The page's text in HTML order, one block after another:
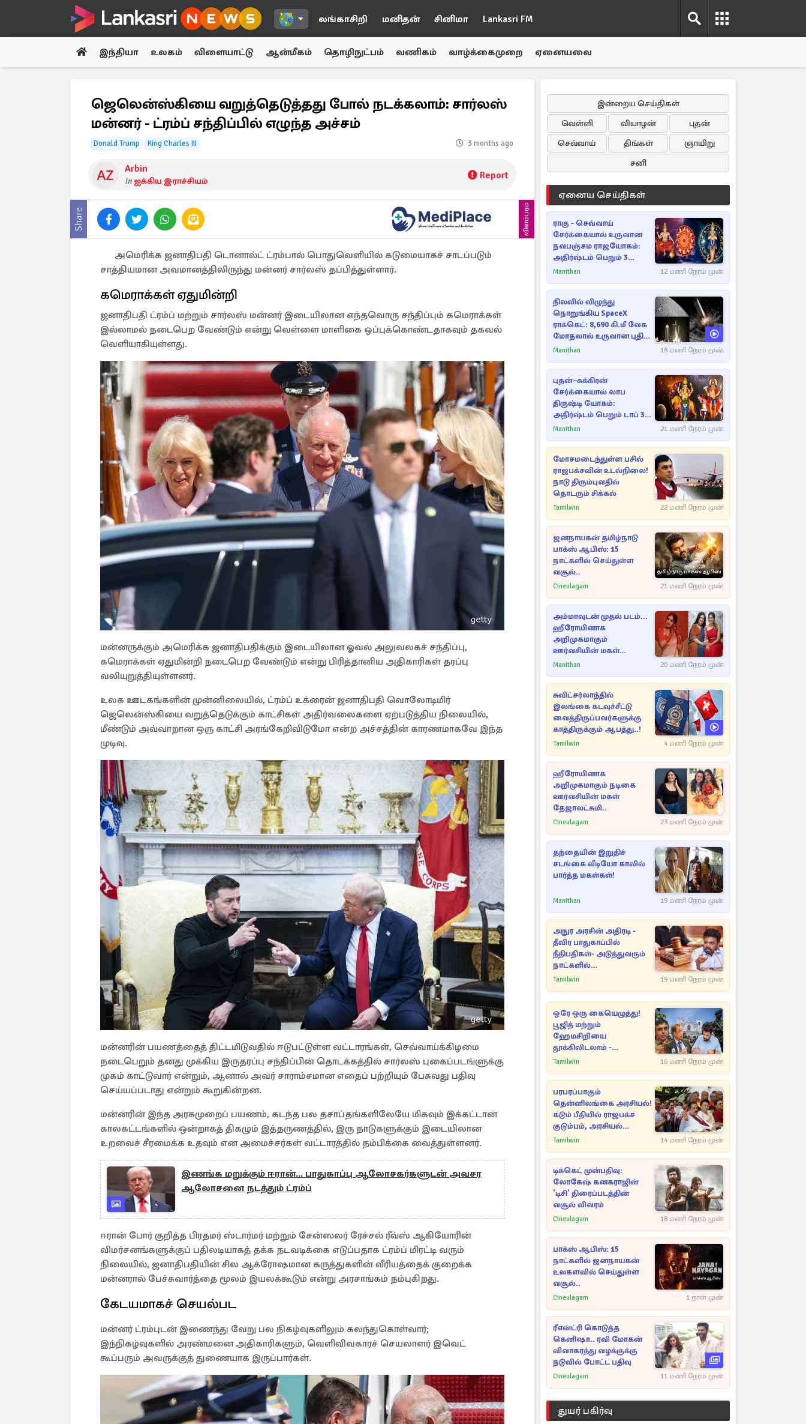
லங்காசிறி மனிதன் சினிமா Lankasri FM
இந்தியா உலகம் விளையாட்டு ஆன்மீகம் தொழிநுட்பம் வணிகம் வாழ்க்கைமுறை ஏனையவை
ஜெலென்ஸ்கியை வறுத்தெடுத்தது போல் நடக்கலாம்: சார்லஸ்
மன்னர் - ட்ரம்ப் சந்திப்பில் எழுந்த அச்சம்
Donald Trump King Charles III 3 months ago
Arbin
in ஐக்கிய இராச்சியம் Report
Share விளம்பரம்
அமெரிக்க ஜனாதிபதி டொனால்ட் ட்ரம்பால் பொதுவெளியில் கடுமையாகச் சாடப்படும்
சாத்தியமான அவமானத்திலிருந்து மன்னர் சார்லஸ் தப்பித்துள்ளார்.
கமெராக்கள் ஏதுமின்றி
ஜனாதிபதி ட்ரம்ப் மற்றும் சார்லஸ் மன்னர் இடையிலான எந்தவொரு சந்திப்பும் கமெராக்கள்
இல்லாமல் நடைபெற வேண்டும் என்று வெள்ளை மாளிகை ஒப்புக்கொண்டதாகவும் தகவல்
வெளியாகியுள்ளது.
மன்னருக்கும் அமெரிக்க ஜனாதிபதிக்கும் இடையிலான ஓவல் அலுவலகச் சந்திப்பு,
கமெராக்கள் ஏதுமின்றி நடைபெற வேண்டும் என்று பிரித்தானிய அதிகாரிகள் தரப்பு
வலியுறுத்தியுள்ளனர்.
உலக ஊடகங்களின் முன்னிலையில், ட்ரம்ப் உக்ரைன் ஜனாதிபதி வொலோடிமிர்
ஜெலென்ஸ்கியை வறுத்தெடுக்கும் காட்சிகள் அதிர்வலைகளை ஏற்படுத்திய நிலையில்,
மீண்டும் அவ்வாறான ஒரு காட்சி அரங்கேறிவிடுமோ என்ற அச்சத்தின் காரணமாகவே இந்த
முடிவு.
மன்னரின் பயணத்தைத் திட்டமிடுவதில் ஈடுபட்டுள்ள வட்டாரங்கள், செவ்வாய்க்கிழமை
நடைபெறும் தனது முக்கிய இருதரப்பு சந்திப்பின் தொடக்கத்தில் சார்லஸ் புகைப்படங்ளுக்கு
முகம் காட்டுவார் என்றும், ஆனால் அவர் சாராம்சமான எதைப் பற்றியும் பேசுவது பதிவு
செய்யப்படாது என்றும் கூறுகின்றன.
மன்னரின் இந்த அரசுமுறைப் பயணம், கடந்த பல தசாப்தங்களிலேயே மிகவும் இக்கட்டான
காலகட்டங்களில் ஒன்றாகத் திகழும் இத்தருணத்தில், இரு நாடுகளுக்கும் இடையிலான
உறவைச் சீரமைக்க உதவும் என அமைச்சர்கள் வட்டாரத்தில் நம்பிக்கை வைத்துள்ளனர்.
இணங்க மறுக்கும் ஈரான்... பாதுகாப்பு ஆலோசகர்களுடன் அவசர
ஆலோசனை நடத்தும் ட்ரம்ப்
ஈரான் போர் குறித்த பிரதமர் ஸ்டார்மர் மற்றும் சேன்ஸலர் ரேச்சல் ரீவ்ஸ் ஆகியோரின்
விமர்சனங்களுக்குப் பதிலடியாகத் தக்க நடவடிக்கை எடுப்பதாக ட்ரம்ப் மிரட்டி வரும்
நிலையில், ஜனாதிபதியின் சில ஆக்ரோஷமான கருத்துகளின் வீரியத்தைக் குறைக்க
மன்னரால் பேச்சுவார்த்தை மூலம் இயலக்கூடும் என்று அரசாங்கம் நம்புகிறது.
கேடயமாகச் செயல்பட
மன்னர் ட்ரம்புடன் இணைந்து வேறு பல நிகழ்வுகளிலும் கலந்துகொள்வார்;
இந்நிகழ்வுகளில் அரண்மனை அதிகாரிகளும், வெளிவிவகாரச் செயலாளர் இவெட்
கூப்பரும் அவருக்குத் துணையாக இருப்பார்கள்.
இன்றைய செய்திகள்
வெள்ளி
வியாழன்
புதன்
செவ்வாய்
திங்கள்
ஞாயிறு
சனி
ஏனைய செய்திகள்
ராகு - செவ்வாய்
சேர்க்கையால் உருவான
நவபஞ்சம ராஜயோகம்:
அதிர்ஷ்டம் பெறும் 3
ராசிகள்!
Manithan 12 மணி நேரம் முன்
நிலவில் விழுந்து
நொறுங்கிய SpaceX
ராக்கெட்: 8,690 கி.மீ வேக
மோதலால் உருவான புதிய
பள்ளம்!
Manithan 18 மணி நேரம் முன்
புதன்–சுக்கிரன்
சேர்க்கையால் லாப
திருஷ்டி யோகம்:
அதிர்ஷ்டம் பெறும் டாப் 3
ராசிகள்!
Manithan 21 மணி நேரம் முன்
மோசமடைந்துள்ள பசில்
ராஜபக்சவின் உடல்நிலை!
நாடு திரும்புவதில்
தொடரும் சிக்கல்
Tamilwin 22 மணி நேரம் முன்
ஜனநாயகன் தமிழ்நாடு
பாக்ஸ் ஆபிஸ்: 15
நாட்களில் செய்துள்ள
வசூல்..
Cineulagam 21 மணி நேரம் முன்
அம்மாவுடன் முதல் படம்...
ஹீரோயினாக
அறிமுகமாகும்
ஊர்வசியின் மகள்
தேஜலட்சுமி!
Manithan 20 மணி நேரம் முன்
சுவிட்சர்லாந்தில்
இலங்கை கடவுச்சீட்டு
வைத்திருப்பவர்களுக்கு
காத்திருக்கும் ஆபத்து..!
Tamilwin 4 மணி நேரம் முன்
ஹீரோயினாக
அறிமுகமாகும் நடிகை
ஊர்வசியின் மகள்
தேஜாலட்சுமி..
Cineulagam 23 மணி நேரம் முன்
தந்தையின் இறுதிச்
சடங்கை வீடியோ காலில்
பார்த்த மகள்கள்!
Manithan 19 மணி நேரம் முன்
அநுர அரசின் அதிரடி -
தீவிர பாதுகாப்பில்
நீதிபதிகள்- அடுத்துவரும்
நாட்களில்
அம்பலமாகவுள்ள ரகசியம்
Tamilwin 19 மணி நேரம் முன்
ஒரே ஒரு கையெழுத்து!
பூஜித் மற்றும்
ஹேமசிறியை
தூக்கிலிடலாம் -
அநுரவுக்குச் சென்ற
Tamilwin 16 மணி நேரம் முன்
பரபரப்பாகும்
தென்னிலங்கை அரசியல்!
கடும் பீதியில் ராஜபக்ச
குடும்பம், அரசியல்
நட்புகள்
Tamilwin 14 மணி நேரம் முன்
டிக்கெட் முன்பதிவு:
லோகேஷ் கனகராஜின்
'டிசி' திரைப்படத்தின்
வசூல் விவரம்
Cineulagam 18 மணி நேரம் முன்
பாக்ஸ் ஆபிஸ்: 15
நாட்களில் ஜனநாயகன்
உலகளவில் செய்துள்ள
வசூல்..
Cineulagam 1 நாள் முன்
ரீஎன்ட்ரி கொடுத்த
கெனிஷா.. ரவி மோகன்
விவாகரத்து வழக்குக்கு
நடுவில் போட்ட பதிவு
Cineulagam 11 மணி நேரம் முன்
துயர் பகிர்வு